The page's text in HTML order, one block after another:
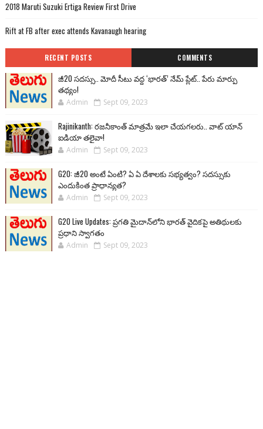
2018 Maruti Suzuki Ertiga Review First Drive
Rift at FB after exec attends Kavanaugh hearing
RECENT POSTS COMMENTS
జీ20 సదస్సు.. మోదీ సీటు వద్ద ‘భారత్’ నేమ్ ప్లేట్‌.. పేరు మార్పు
తథ్యం!
Admin Sept 09, 2023
Rajinikanth: రజనీకాంత్ మాత్రమే ఇలా చేయగలరు.. వాట్ యాన్
ఐడియా తలైవా!
Admin Sept 09, 2023
G20: జీ20 అంటే ఏంటి? ఏ ఏ దేశాలకు సభ్యత్వం? సదస్సుకు
ఎందుకింత ప్రాధాన్యత?
Admin Sept 09, 2023
G20 Live Updates: ప్రగతి మైదాన్‌లోని భారత్ వైదికపై అతిథులకు
ప్రధాని స్వాగతం
Admin Sept 09, 2023